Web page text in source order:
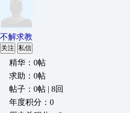
不解求教
关注 私信
精华：0帖
求助：0帖
帖子：0帖 | 8回
年度积分：0